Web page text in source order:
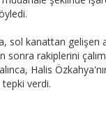
sol kanattan gelişen
sonra rakiplerini
Halis
tepki verdi.